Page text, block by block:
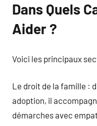
Dans Quels
Aider ?
Voici les principaux
Le droit de la famille :
adoption, il
démarches avec